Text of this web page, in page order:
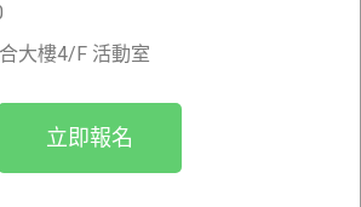
大樓4/F 活動室
立即報名